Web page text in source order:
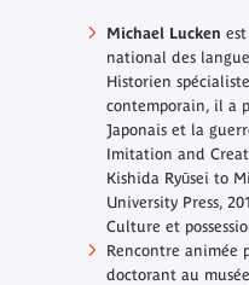
Michael Lucken
national des
Historien
contemporain, il a
Japonais et la
Imitation and
Kishida Ryūsei to
University Press,
Culture et
Rencontre animée
doctorant au